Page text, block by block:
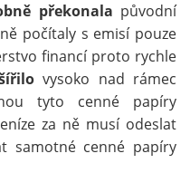
překonala původní
počítaly s emisí pouze
financí proto rychle
vysoko nad rámec
tyto cenné papíry
za ně musí odeslat
samotné cenné papíry